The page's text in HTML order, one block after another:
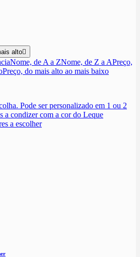
alto
Nome, de A a ZNome, de Z a APreço,
Preço, do mais alto ao mais baixo